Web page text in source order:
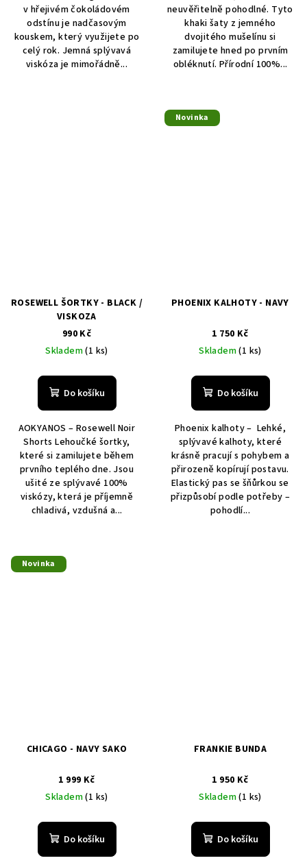
v hřejivém čokoládovém
odstínu je nadčasovým
kouskem, který využijete po
celý rok. Jemná splývavá
viskóza je mimořádně...
neuvěřitelně pohodlné. Tyto
khaki šaty z jemného
dvojitého mušelínu si
zamilujete hned po prvním
obléknutí. Přírodní 100%...
ROSEWELL ŠORTKY - BLACK /
VISKOZA
990 Kč
Skladem(1 ks)
Do košíku
AOKYANOS – Rosewell Noir
Shorts Lehoučké šortky,
které si zamilujete během
prvního teplého dne. Jsou
ušité ze splývavé 100%
viskózy, která je příjemně
chladivá, vzdušná a...
Novinka
PHOENIX KALHOTY - NAVY
1 750 Kč
Skladem(1 ks)
Do košíku
Phoenix kalhoty – Lehké,
splývavé kalhoty, které
krásně pracují s pohybem a
přirozeně kopírují postavu.
Elastický pas se šňůrkou se
přizpůsobí podle potřeby –
pohodlí...
Novinka
CHICAGO - NAVY SAKO
1 999 Kč
Skladem(1 ks)
Do košíku
FRANKIE BUNDA
1 950 Kč
Skladem(1 ks)
Do košíku